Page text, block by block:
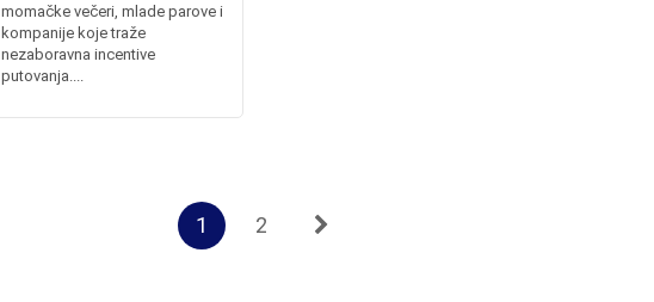
momačke večeri, mlade parove i
kompanije koje traže
nezaboravna incentive
putovanja....
1 2